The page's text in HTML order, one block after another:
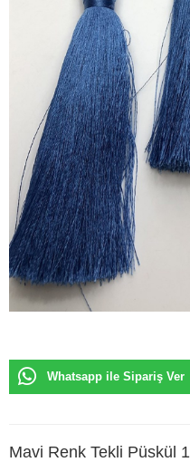
Whatsapp ile Sipariş Ver
Mavi Renk Tekli Püskül